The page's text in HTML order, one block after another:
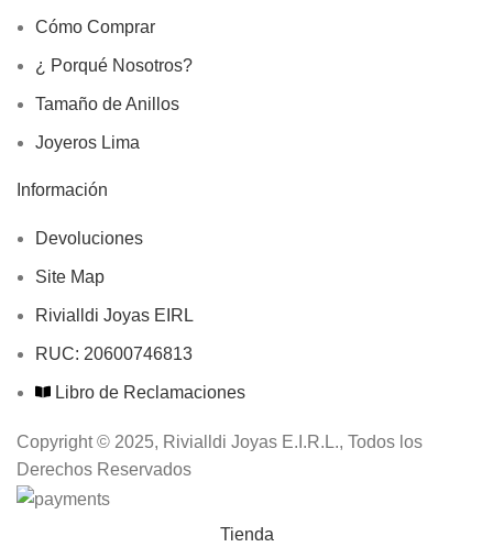
Cómo Comprar
¿ Porqué Nosotros?
Tamaño de Anillos
Joyeros Lima
Información
Devoluciones
Site Map
Rivialldi Joyas EIRL
RUC: 20600746813
Libro de Reclamaciones
Copyright © 2025, Rivialldi Joyas E.I.R.L., Todos los
Derechos Reservados
Tienda